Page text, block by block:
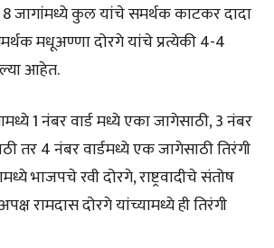
8 जागांमध्ये कुल यांचे समर्थक काटकर दादा
मधूअण्णा दोरगे यांचे प्रत्येकी 4-4
आहेत.
1 नंबर वार्ड मध्ये एका जागेसाठी, 3 नंबर
तर 4 नंबर वार्डमध्ये एक जागेसाठी तिरंगी
भाजपचे रवी दोरगे, राष्ट्रवादीचे संतोष
रामदास दोरगे यांच्यामध्ये ही तिरंगी